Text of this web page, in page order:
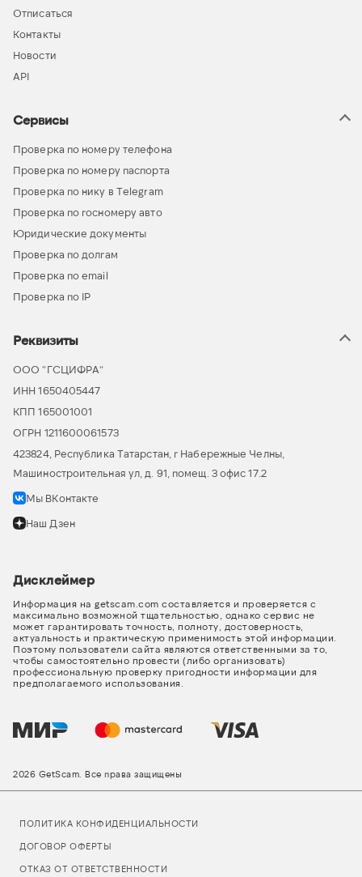
Отписаться
Контакты
Новости
API
Сервисы
Проверка по номеру телефона
Проверка по номеру паспорта
Проверка по нику в Telegram
Проверка по госномеру авто
Юридические документы
Проверка по долгам
Проверка по email
Проверка по IP
Реквизиты
ООО “ГСЦИФРА”
ИНН 1650405447
КПП 165001001
ОГРН 1211600061573
423824, Республика Татарстан, г Набережные Челны,
Машиностроительная ул, д. 91, помещ. 3 офис 17.2
Мы ВКонтакте
Наш Дзен
Дисклеймер
Информация на getscam.com составляется и проверяется с
максимально возможной тщательностью, однако сервис не
может гарантировать точность, полноту, достоверность,
актуальность и практическую применимость этой информации.
Поэтому пользователи сайта являются ответственными за то,
чтобы самостоятельно провести (либо организовать)
профессиональную проверку пригодности информации для
предполагаемого использования.
2026 GetScam. Все права защищены
ПОЛИТИКА КОНФИДЕНЦИАЛЬНОСТИ
ДОГОВОР ОФЕРТЫ
ОТКАЗ ОТ ОТВЕТСТВЕННОСТИ